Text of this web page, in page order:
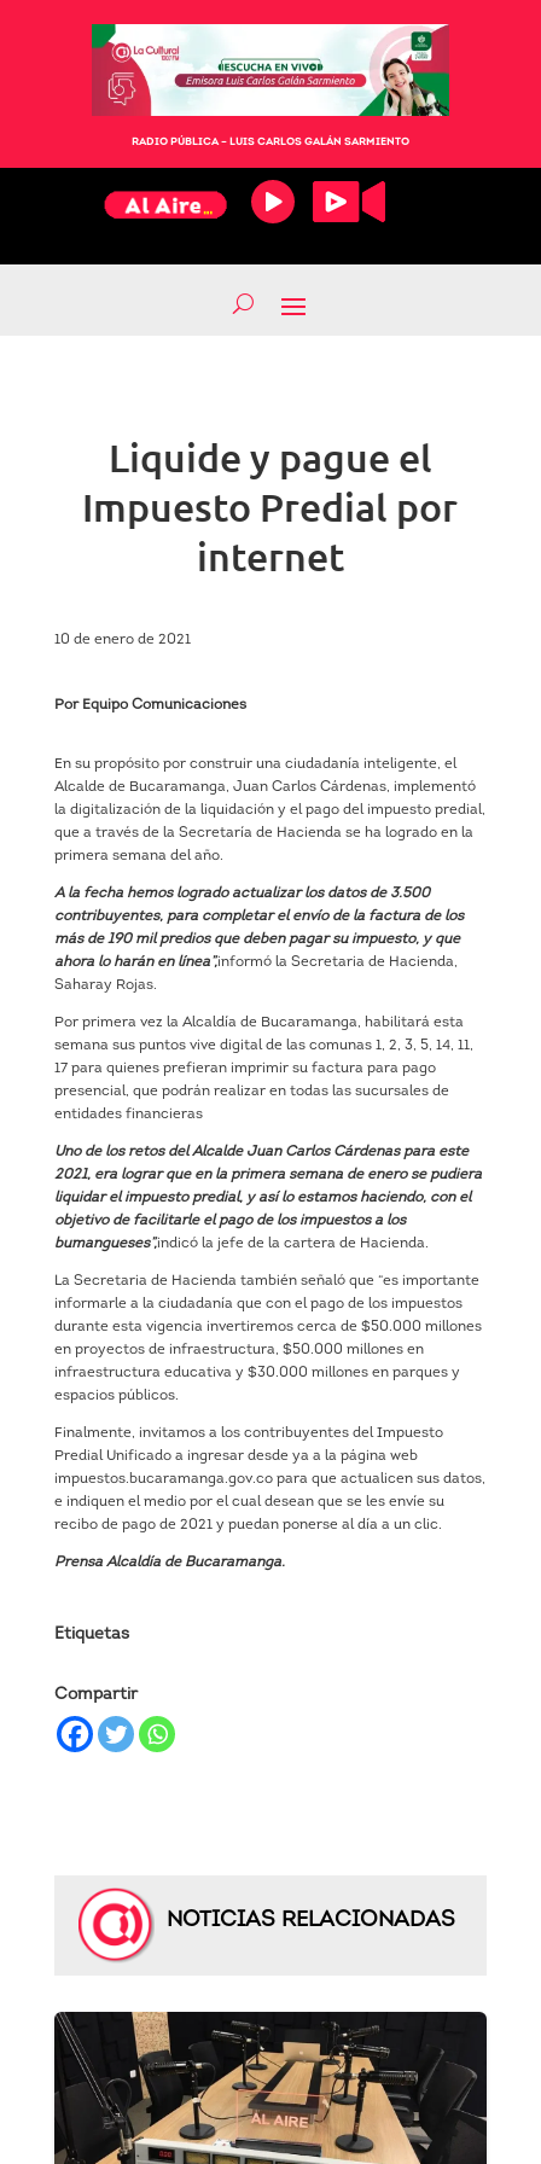
RADIO PÚBLICA – LUIS CARLOS GALÁN SARMIENTO
Liquide y pague el
Impuesto Predial por
internet
10 de enero de 2021
Por Equipo Comunicaciones
En su propósito por construir una ciudadanía inteligente, el
Alcalde de Bucaramanga, Juan Carlos Cárdenas, implementó
la digitalización de la liquidación y el pago del impuesto predial,
que a través de la Secretaría de Hacienda se ha logrado en la
primera semana del año.
A la fecha hemos logrado actualizar los datos de 3.500
contribuyentes, para completar el envío de la factura de los
más de 190 mil predios que deben pagar su impuesto, y que
ahora lo harán en línea”,informó la Secretaria de Hacienda,
Saharay Rojas.
Por primera vez la Alcaldía de Bucaramanga, habilitará esta
semana sus puntos vive digital de las comunas 1, 2, 3, 5, 14, 11,
17 para quienes prefieran imprimir su factura para pago
presencial, que podrán realizar en todas las sucursales de
entidades financieras
Uno de los retos del Alcalde Juan Carlos Cárdenas para este
2021, era lograr que en la primera semana de enero se pudiera
liquidar el impuesto predial, y así lo estamos haciendo, con el
objetivo de facilitarle el pago de los impuestos a los
bumangueses”,indicó la jefe de la cartera de Hacienda.
La Secretaria de Hacienda también señaló que “es importante
informarle a la ciudadanía que con el pago de los impuestos
durante esta vigencia invertiremos cerca de $50.000 millones
en proyectos de infraestructura, $50.000 millones en
infraestructura educativa y $30.000 millones en parques y
espacios públicos.
Finalmente, invitamos a los contribuyentes del Impuesto
Predial Unificado a ingresar desde ya a la página web
impuestos.bucaramanga.gov.co para que actualicen sus datos,
e indiquen el medio por el cual desean que se les envíe su
recibo de pago de 2021 y puedan ponerse al día a un clic.
Prensa Alcaldía de Bucaramanga.
Etiquetas
Compartir
NOTICIAS RELACIONADAS